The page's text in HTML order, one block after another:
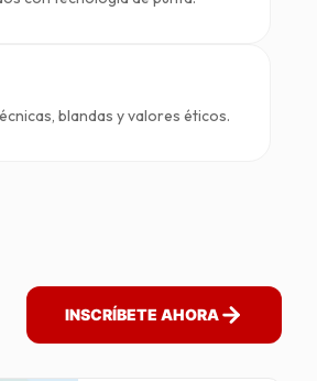
blandas y valores éticos.
INSCRÍBETE AHORA